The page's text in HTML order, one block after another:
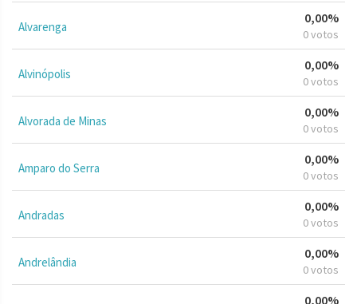
Alvarenga
0,00%
0 votos
Alvinópolis
0,00%
0 votos
Alvorada de Minas
0,00%
0 votos
Amparo do Serra
0,00%
0 votos
Andradas
0,00%
0 votos
Andrelândia
0,00%
0 votos
0,00%